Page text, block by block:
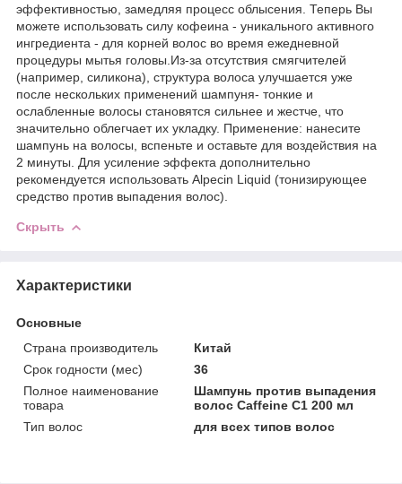
эффективностью, замедляя процесс облысения. Теперь Вы
можете использовать силу кофеина - уникального активного
ингредиента - для корней волос во время ежедневной
процедуры мытья головы.Из-за отсутствия смягчителей
(например, силикона), структура волоса улучшается уже
после нескольких применений шампуня- тонкие и
ослабленные волосы становятся сильнее и жестче, что
значительно облегчает их укладку. Применение: нанесите
шампунь на волосы, вспеньте и оставьте для воздействия на
2 минуты. Для усиление эффекта дополнительно
рекомендуется использовать Alpecin Liquid (тонизирующее
средство против выпадения волос).
Скрыть
Характеристики
Основные
Страна производитель
Китай
Срок годности (мес)
36
Полное наименование
товара
Шампунь против выпадения
волос Caffeine C1 200 мл
Тип волос
для всех типов волос